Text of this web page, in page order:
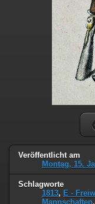
Veröffentlicht am
Montag, 15.
Schlagworte
1813, E -
Mannschaften,